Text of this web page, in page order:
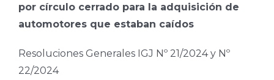
por círculo cerrado para la adquisición de
automotores que estaban caídos
Resoluciones Generales IGJ Nº 21/2024 y Nº
22/2024